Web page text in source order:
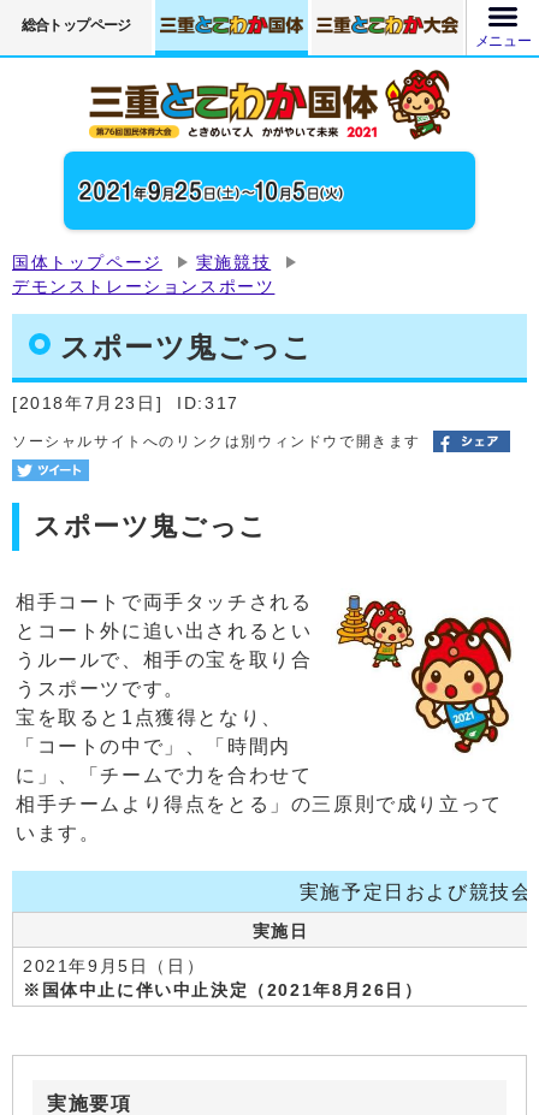
総合トップページ
メニュー
国体トップページ
実施競技
デモンストレーションスポーツ
スポーツ鬼ごっこ
[2018年7月23日] ID:317
ソーシャルサイトへのリンクは別ウィンドウで開きます
スポーツ鬼ごっこ
相手コートで両手タッチされる
とコート外に追い出されるとい
うルールで、相手の宝を取り合
うスポーツです。
宝を取ると1点獲得となり、
「コートの中で」、「時間内
に」、「チームで力を合わせて
相手チームより得点をとる」の三原則で成り立って
います。
実施予定日および競技会
実施日
2021年9月5日（日）
※国体中止に伴い中止決定（2021年8月26日）
実施要項